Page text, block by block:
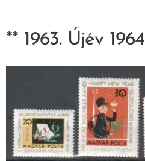
** 1963. Újév 1964